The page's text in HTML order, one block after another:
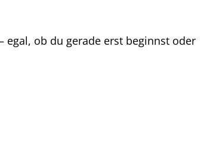
egal, ob du gerade erst beginnst oder